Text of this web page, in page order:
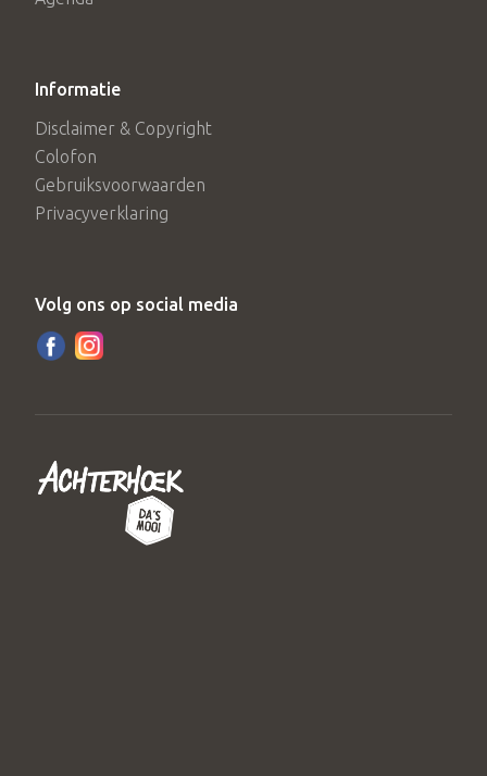
Informatie
Disclaimer & Copyright
Colofon
Gebruiksvoorwaarden
Privacyverklaring
Volg ons op social media